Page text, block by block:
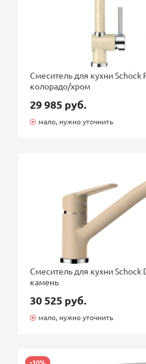
Смеситель для кухни Schock
колорадо/хром
29 985 руб.
мало, нужно уточнить
Смеситель для кухни Schock
камень
30 525 руб.
мало, нужно уточнить